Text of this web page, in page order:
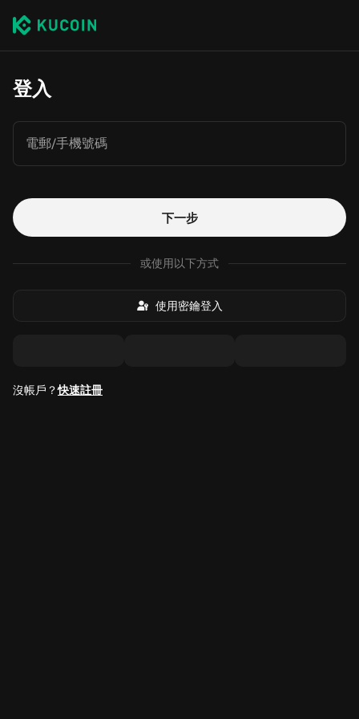
登入
電郵/手機號碼
下一步
或使用以下方式
使用密鑰登入
沒帳戶？快速註冊